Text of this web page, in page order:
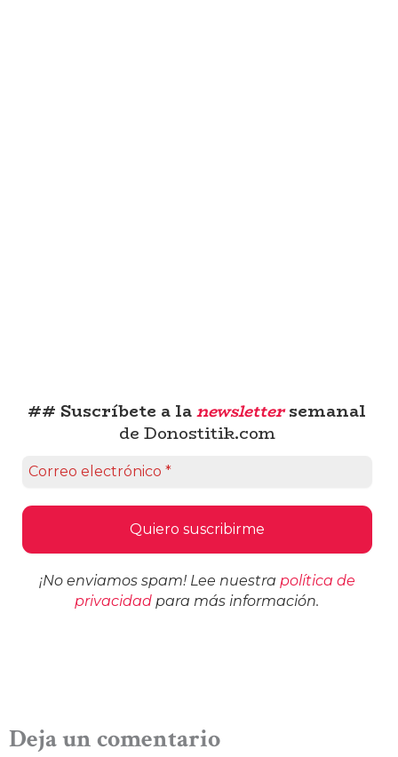
## Suscríbete a lanewslettersemanal
de Donostitik.com
¡No enviamos spam! Lee nuestra política de
privacidad para más información.
Deja un comentario